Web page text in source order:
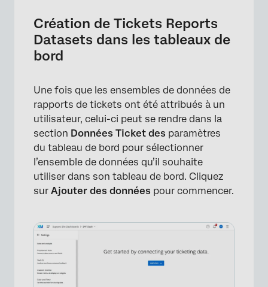
×
Création de Tickets Reports
Datasets dans les tableaux de
bord
Une fois que les ensembles de données de
rapports de tickets ont été attribués à un
utilisateur, celui-ci peut se rendre dans la
section Données Ticket des paramètres
du tableau de bord pour sélectionner
l’ensemble de données qu’il souhaite
utiliser dans son tableau de bord. Cliquez
sur Ajouter des données pour commencer.